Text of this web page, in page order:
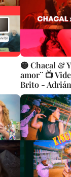
🟡 Chacal &
amor¨ 📺
Brito -